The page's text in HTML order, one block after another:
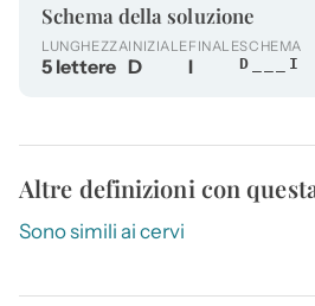
Schema della soluzione
LUNGHEZZA
5 lettere
INIZIALE
D
FINALE
I
SCHEMA
D___I
Altre definizioni con
Sono simili ai cervi